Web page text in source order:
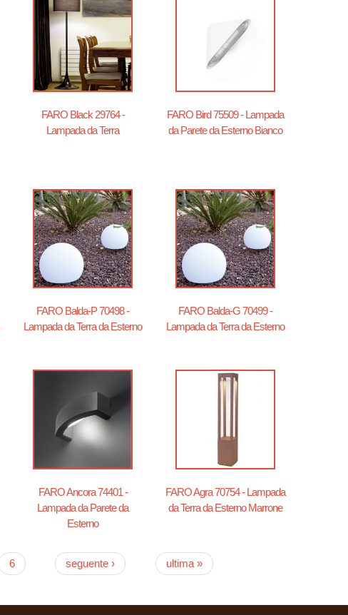
FARO Black 29764 -
Lampada da Terra
FARO Bird 75509 - Lampada
da Parete da Esterno Bianco
FARO Balda-P 70498 -
Lampada da Terra da Esterno
FARO Balda-G 70499 -
Lampada da Terra da Esterno
FARO Ancora 74401 -
Lampada da Parete da
Esterno
FARO Agra 70754 - Lampada
da Terra da Esterno Marrone
6 seguente › ultima »